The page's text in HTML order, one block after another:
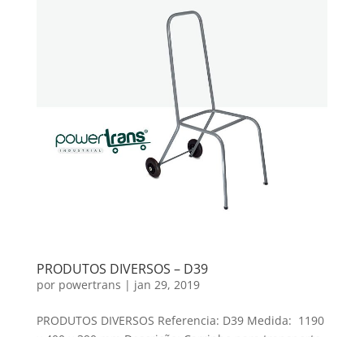
PRODUTOS DIVERSOS – D39
por powertrans | jan 29, 2019
PRODUTOS DIVERSOS Referencia: D39 Medida: 1190